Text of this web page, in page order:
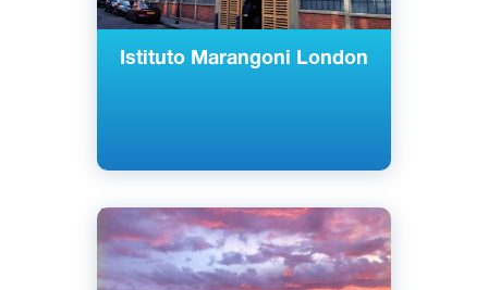
Istituto Marangoni London
Английский
Лафборо, Великобритания
Государственный